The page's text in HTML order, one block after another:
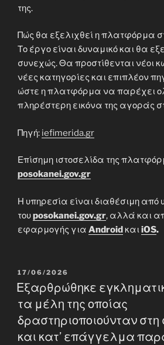
της.
Πώς θα εξελιχθεί η πλατφόρμα
Το έργο είναι δυναμικό και θα
συνεχώς. Θα προστίθενται νέοι
νέες κατηγορίες και επιπλέον
ώστε η πλατφόρμα να παρέχει
πληρέστερη εικόνα της αγοράς
Πηγή: iefimerida.gr
Επίσημη ιστοσελίδα της
posokanei.gov.gr
Η υπηρεσία είναι διαθέσιμη από
τουposokanei.gov.gr, αλλά και
εφαρμογής για Androidκαι iOS.
POSTED
ON
17/06/2026
Εξαρθρώθηκε
τα μέλη της οποίας
δραστηριοποιούνταν στη
και κατ’ επάγγελμα